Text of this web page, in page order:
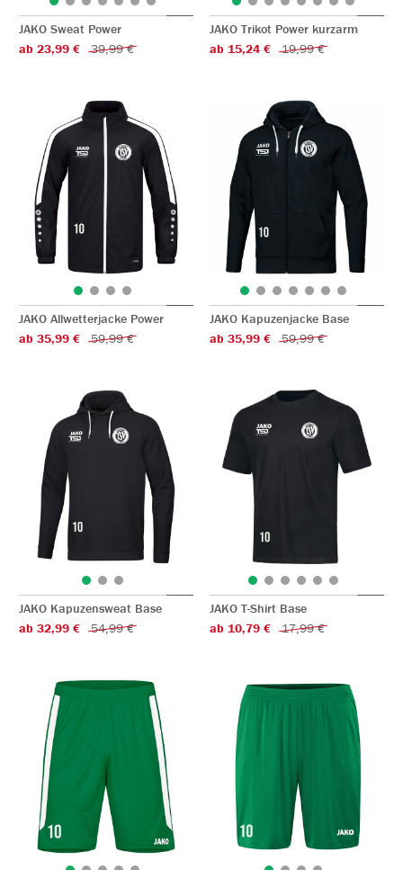
JAKO Sweat Power
ab 23,99 €
39,99 €
JAKO Trikot Power kurzarm
ab 15,24 €
19,99 €
JAKO Allwetterjacke Power
ab 35,99 €
59,99 €
JAKO Kapuzenjacke Base
ab 35,99 €
59,99 €
JAKO Kapuzensweat Base
ab 32,99 €
54,99 €
JAKO T-Shirt Base
ab 10,79 €
17,99 €